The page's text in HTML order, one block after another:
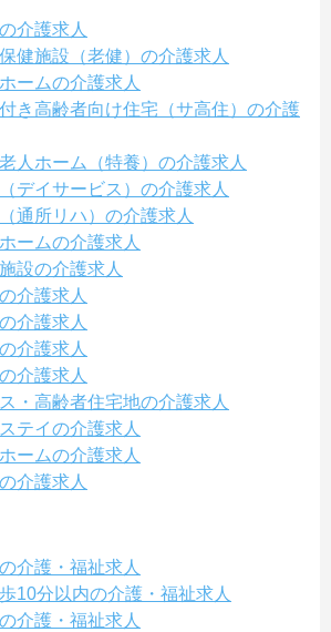
介護求人
健施設（老健）の介護求人
ームの介護求人
き高齢者向け住宅（サ高住）の介護
人ホーム（特養）の介護求人
デイサービス）の介護求人
通所リハ）の介護求人
ームの介護求人
設の介護求人
介護求人
介護求人
介護求人
介護求人
・高齢者住宅地の介護求人
テイの介護求人
ームの介護求人
介護求人
介護・福祉求人
10分以内の介護・福祉求人
介護・福祉求人